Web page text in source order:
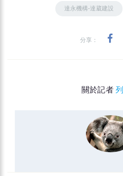
達永機構-達葳建設
分享：
關於記者